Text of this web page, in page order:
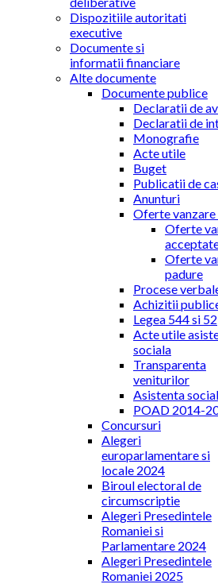
Dispozitiile autoritati
executive
Documente si
informatii financiare
Alte documente
Documente publice
Declaratii de
Declaratii de
Monografie
Acte utile
Buget
Publicatii de
Anunturi
Oferte vanzare
Oferte
Oferte
padure
Procese
Achizitii
Legea 544 si 52
Acte utile
sociala
Transparenta
veniturilor
Asistenta
POAD 2014-
Concursuri
Alegeri
europarlamentare si
locale 2024
Biroul electoral de
circumscriptie
Alegeri Presedintele
Romaniei si
Parlamentare 2024
Alegeri Presedintele
Romaniei 2025